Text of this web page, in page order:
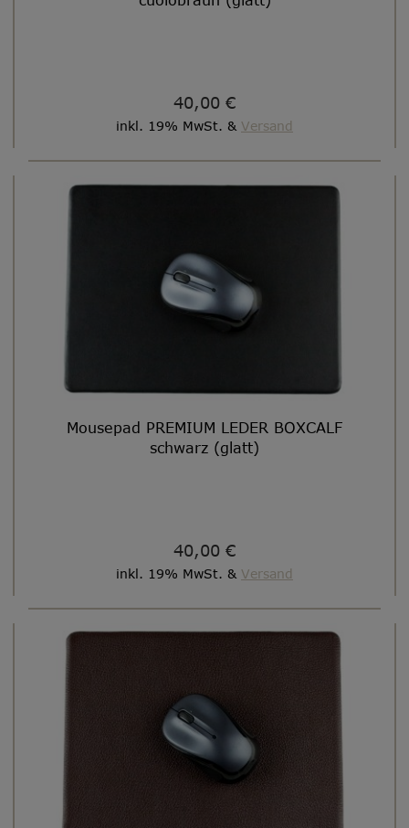
40,00 €
inkl. 19% MwSt. & Versand
Mousepad PREMIUM LEDER BOXCALF
schwarz (glatt)
40,00 €
inkl. 19% MwSt. & Versand